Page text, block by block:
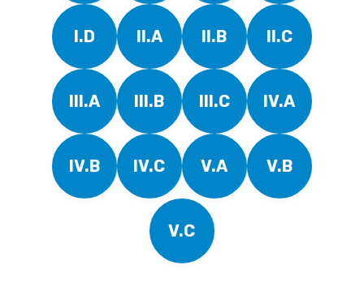
I.D II.A II.B II.C
III.A III.B III.C IV.A
IV.B IV.C V.A V.B
V.C